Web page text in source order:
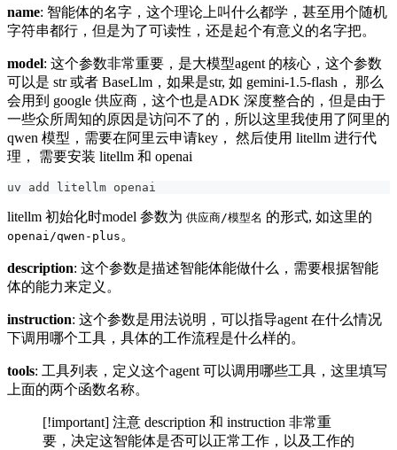
name: 智能体的名字，这个理论上叫什么都学，甚至用个随机
字符串都行，但是为了可读性，还是起个有意义的名字把。
model: 这个参数非常重要，是大模型agent 的核心，这个参数
可以是 str 或者 BaseLlm，如果是str, 如 gemini-1.5-flash， 那么
会用到 google 供应商，这个也是ADK 深度整合的，但是由于
一些众所周知的原因是访问不了的，所以这里我使用了阿里的
qwen 模型，需要在阿里云申请key， 然后使用 litellm 进行代
理， 需要安装 litellm 和 openai
uv add litellm openai
litellm 初始化时model 参数为 供应商/模型名 的形式, 如这里的
openai/qwen-plus 。
description: 这个参数是描述智能体能做什么，需要根据智能
体的能力来定义。
instruction: 这个参数是用法说明，可以指导agent 在什么情况
下调用哪个工具，具体的工作流程是什么样的。
tools: 工具列表，定义这个agent 可以调用哪些工具，这里填写
上面的两个函数名称。
[!important] 注意 description 和 instruction 非常重
要，决定这智能体是否可以正常工作，以及工作的